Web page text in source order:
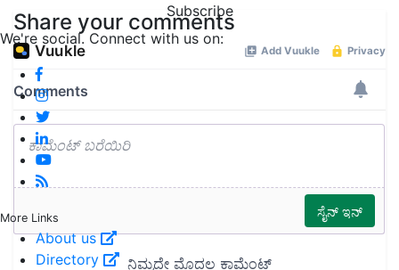
Subscribe
We're social. Connect with us on:
More Links
About us
Directory
Share your comments